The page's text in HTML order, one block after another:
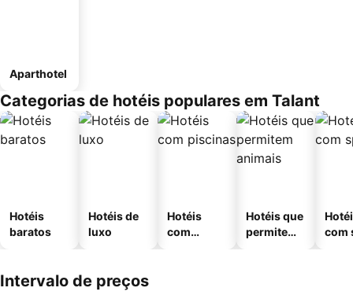
Aparthotel
Categorias de hotéis populares em Talant
Hotéis
baratos
Hotéis de
luxo
Hotéis
com
Hotéis que
permitem
com
Intervalo de preços